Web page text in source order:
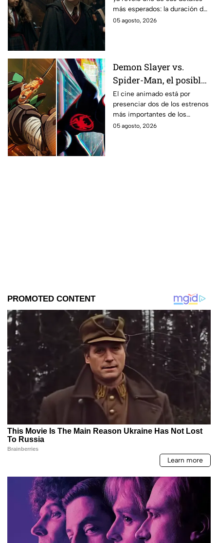
los fans de los libros
más esperados: la duración de
la primera temporada basada
05 agosto, 2026
Demon Slayer vs.
Spider-Man, el posible
gran enfrentamiento
en taquilla del 2027
El cine animado está por
presenciar dos de los estrenos
más importantes de los
últimos años.
05 agosto, 2026